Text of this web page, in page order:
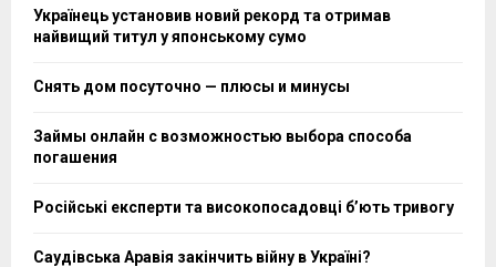
Українець установив новий рекорд та отримав
найвищий титул у японському сумо
Снять дом посуточно — плюсы и минусы
Займы онлайн с возможностью выбора способа
погашения
Російські експерти та високопосадовці бʼють тривогу
Саудівська Аравія закінчить війну в Україні?